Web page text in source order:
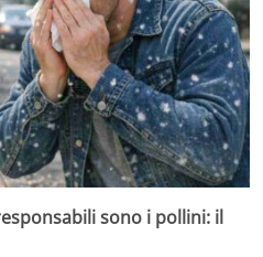
sono i pollini: il